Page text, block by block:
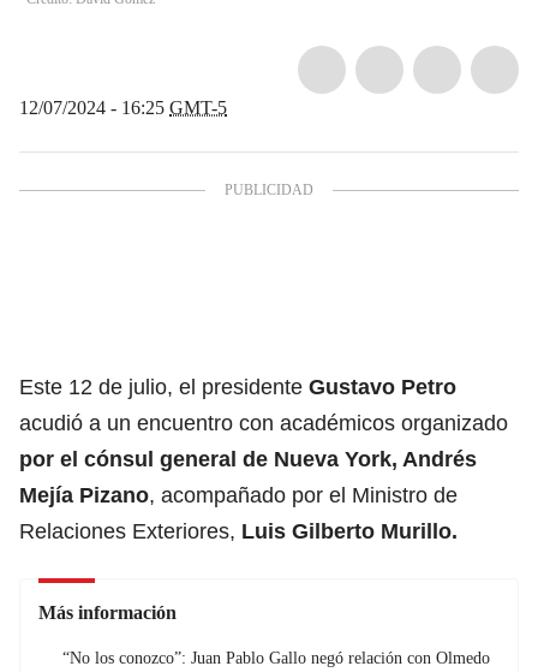
12/07/2024 - 16:25 GMT-5
Este 12 de julio, el presidente Gustavo Petro
acudió a un encuentro con académicos organizado
por el cónsul general de Nueva York, Andrés
Mejía Pizano, acompañado por el Ministro de
Relaciones Exteriores, Luis Gilberto Murillo.
Más información
“No los conozco”: Juan Pablo Gallo negó relación con Olmedo